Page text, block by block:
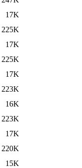
17K
225K
17K
225K
17K
223K
16K
223K
17K
220K
15K